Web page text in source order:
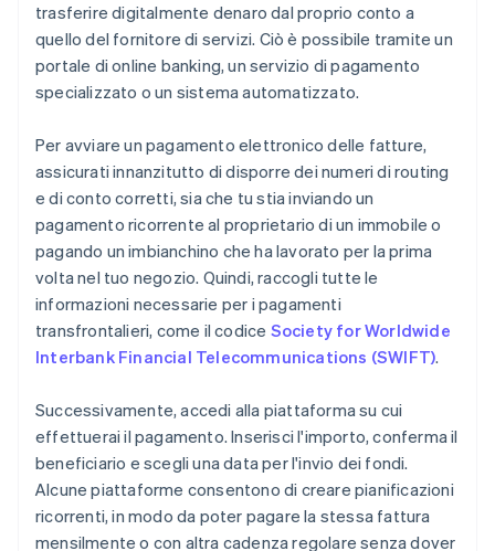
trasferire digitalmente denaro dal proprio conto a
quello del fornitore di servizi. Ciò è possibile tramite un
portale di online banking, un servizio di pagamento
specializzato o un sistema automatizzato.
Per avviare un pagamento elettronico delle fatture,
assicurati innanzitutto di disporre dei numeri di routing
e di conto corretti, sia che tu stia inviando un
pagamento ricorrente al proprietario di un immobile o
pagando un imbianchino che ha lavorato per la prima
volta nel tuo negozio. Quindi, raccogli tutte le
informazioni necessarie per i pagamenti
transfrontalieri, come il codice Society for Worldwide
Interbank Financial Telecommunications (SWIFT).
Successivamente, accedi alla piattaforma su cui
effettuerai il pagamento. Inserisci l'importo, conferma il
beneficiario e scegli una data per l'invio dei fondi.
Alcune piattaforme consentono di creare pianificazioni
ricorrenti, in modo da poter pagare la stessa fattura
mensilmente o con altra cadenza regolare senza dover